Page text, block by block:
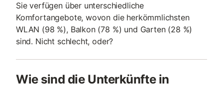
Sie verfügen über unterschiedliche
Komfortangebote, wovon die herkömmlichsten
WLAN (98 %), Balkon (78 %) und Garten (28 %)
sind. Nicht schlecht, oder?
Wie sind die Unterkünfte in